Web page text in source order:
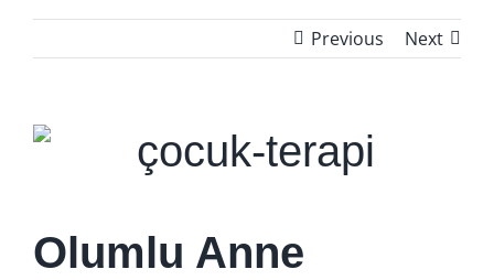
Previous Next
Olumlu Anne